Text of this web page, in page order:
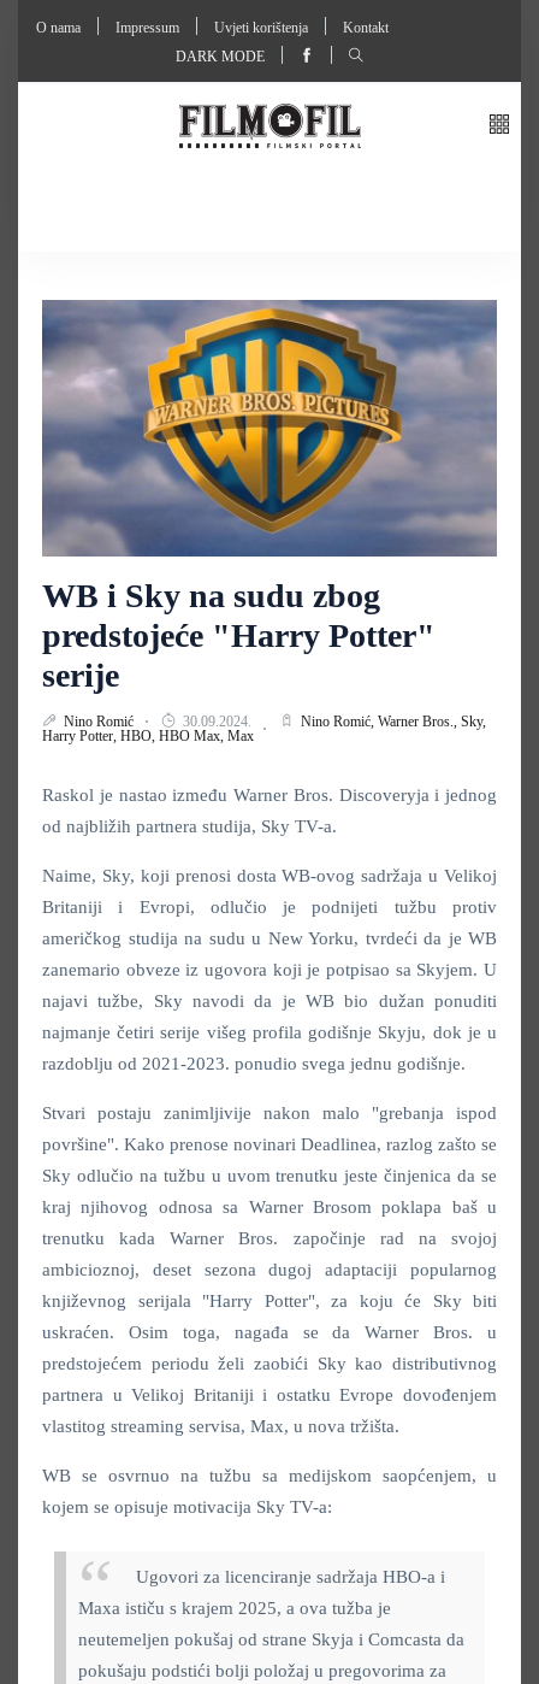
O nama Impressum Uvjeti korištenja
Kontakt
DARK MODE
WB i Sky na sudu zbog
predstojeće "Harry Potter"
serije
Nino Romić 30.09.2024. Nino Romić, Warner Bros., Sky,
Harry Potter, HBO, HBO Max, Max
Raskol je nastao između Warner Bros. Discoveryja i jednog
od najbližih partnera studija, Sky TV-a.
Naime, Sky, koji prenosi dosta WB-ovog sadržaja u Velikoj
Britaniji i Evropi, odlučio je podnijeti tužbu protiv
američkog studija na sudu u New Yorku, tvrdeći da je WB
zanemario obveze iz ugovora koji je potpisao sa Skyjem. U
najavi tužbe, Sky navodi da je WB bio dužan ponuditi
najmanje četiri serije višeg profila godišnje Skyju, dok je u
razdoblju od 2021-2023. ponudio svega jednu godišnje.
Stvari postaju zanimljivije nakon malo "grebanja ispod
površine". Kako prenose novinari Deadlinea, razlog zašto se
Sky odlučio na tužbu u uvom trenutku jeste činjenica da se
kraj njihovog odnosa sa Warner Brosom poklapa baš u
trenutku kada Warner Bros. započinje rad na svojoj
ambicioznoj, deset sezona dugoj adaptaciji popularnog
književnog serijala "Harry Potter", za koju će Sky biti
uskraćen. Osim toga, nagađa se da Warner Bros. u
predstojećem periodu želi zaobići Sky kao distributivnog
partnera u Velikoj Britaniji i ostatku Evrope dovođenjem
vlastitog streaming servisa, Max, u nova tržišta.
WB se osvrnuo na tužbu sa medijskom saopćenjem, u
kojem se opisuje motivacija Sky TV-a:
Ugovori za licenciranje sadržaja HBO-a i
Maxa ističu s krajem 2025, a ova tužba je
neutemeljen pokušaj od strane Skyja i Comcasta da
pokušaju podstići bolji položaj u pregovorima za